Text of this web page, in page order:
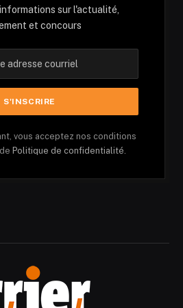
sur l'actualité,
et concours
vous acceptez nos conditions
Politique de confidentialité.